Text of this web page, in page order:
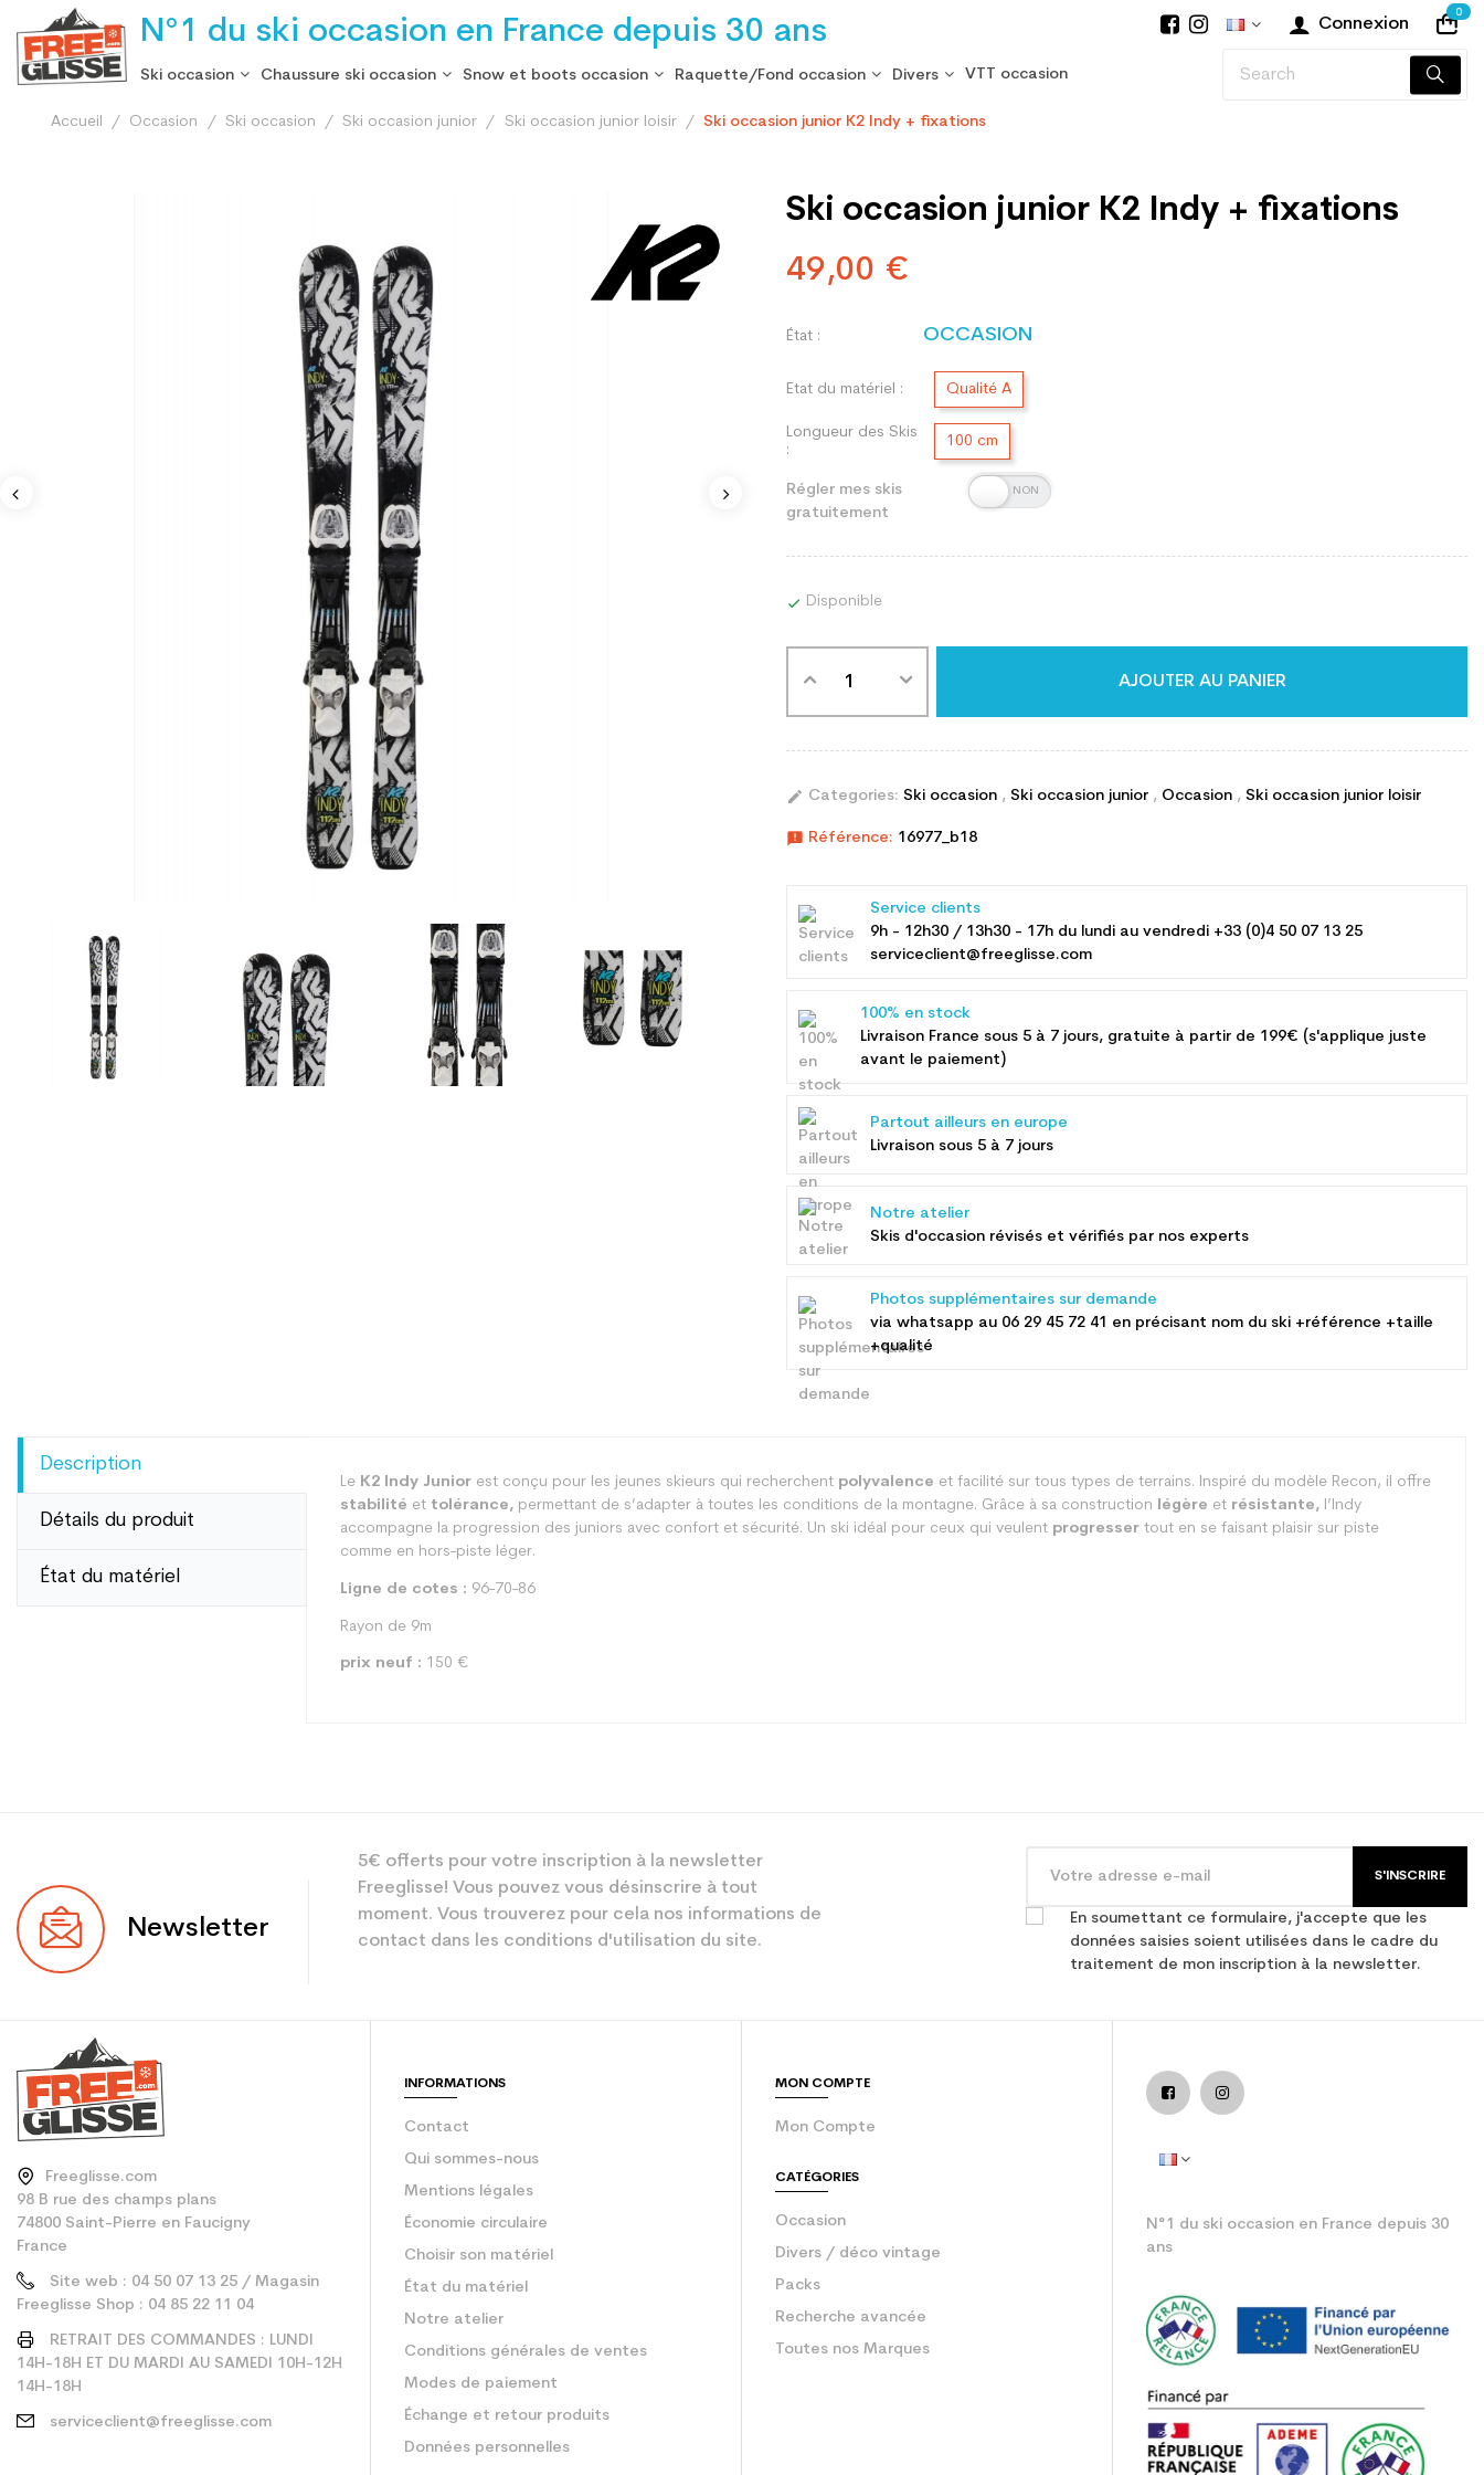
N°1 du ski occasion en France depuis 30 ans Connexion
0
Ski occasion Chaussure ski occasion Snow et boots occasion Raquette/Fond occasion Divers VTT occasion
Accueil Occasion Ski occasion Ski occasion junior Ski occasion junior loisir Ski occasion junior K2 Indy + fixations
Ski occasion junior K2 Indy + fixations
49,00 €
État : OCCASION
Etat du matériel : Qualité A
Longueur des Skis
:
100 cm
Régler mes skis
gratuitement
 Disponible
AJOUTER AU PANIER
edit Categories: Ski occasion , Ski occasion junior , Occasion , Ski occasion junior loisir
announcement Référence: 16977_b18
Service clients
9h - 12h30 / 13h30 - 17h du lundi au vendredi +33 (0)4 50 07 13 25
serviceclient@freeglisse.com
100% en stock
Livraison France sous 5 à 7 jours, gratuite à partir de 199€ (s'applique juste
avant le paiement)
Partout ailleurs en europe
Livraison sous 5 à 7 jours
Notre atelier
Skis d'occasion révisés et vérifiés par nos experts
Photos supplémentaires sur demande
via whatsapp au 06 29 45 72 41 en précisant nom du ski +référence +taille
+qualité
Description
Détails du produit
État du matériel
Le K2 Indy Juniorest conçu pour les jeunes skieurs qui recherchent polyvalence et facilité sur tous types de terrains. Inspiré du modèle Recon, il offre
stabilité et tolérance,permettant de s’adapter à toutes les conditions de la montagne. Grâce à sa construction légère et résistante,l’Indy
accompagne la progression des juniors avec confort et sécurité. Un ski idéal pour ceux qui veulent progressertout en se faisant plaisir sur piste
comme en hors-piste léger.
Ligne de cotes : 96-70-86
Rayon de 9m
prix neuf : 150 €
Utilisateur
Niveau
Newsletter
5€ offerts pour votre inscription à la newsletter
Freeglisse! Vous pouvez vous désinscrire à tout
moment. Vous trouverez pour cela nos informations de
contact dans les conditions d'utilisation du site.
S'INSCRIRE
En soumettant ce formulaire, j'accepte que les
données saisies soient utilisées dans le cadre du
traitement de mon inscription à la newsletter.
Freeglisse.com
98 B rue des champs plans
74800 Saint-Pierre en Faucigny
France
Site web : 04 50 07 13 25 / Magasin
Freeglisse Shop : 04 85 22 11 04
RETRAIT DES COMMANDES : LUNDI
14H-18H ET DU MARDI AU SAMEDI 10H-12H
14H-18H
serviceclient@freeglisse.com
INFORMATIONS
Contact
Qui sommes-nous
Mentions légales
Économie circulaire
Choisir son matériel
État du matériel
Notre atelier
Conditions générales de ventes
Modes de paiement
Échange et retour produits
Données personnelles
MON COMPTE
Mon Compte
CATÉGORIES
Occasion
Divers / déco vintage
Packs
Recherche avancée
Toutes nos Marques
N°1 du ski occasion en France depuis 30
ans